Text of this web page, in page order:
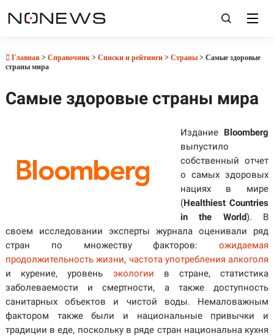
Главная > Справочник> Списки и рейтинги> Страны> Самые здоровые
страны мира
Самые здоровые страны мира
Издание Bloomberg
выпустило
собственный отчет
о самых здоровых
нациях в мире
(Healthiest Countries
in the World). В
своем исследовании эксперты журнала оценивали ряд
стран по множеству факторов:ожидаемая
продолжительность жизни, частота употребления алкоголя
и курение, уровень экологии в стране, статистика
заболеваемости и смертности, а также доступность
санитарных объектов и чистой воды. Немаловажным
фактором также были и национальные привычки и
традиции в еде, поскольку в ряде стран национальна кухня